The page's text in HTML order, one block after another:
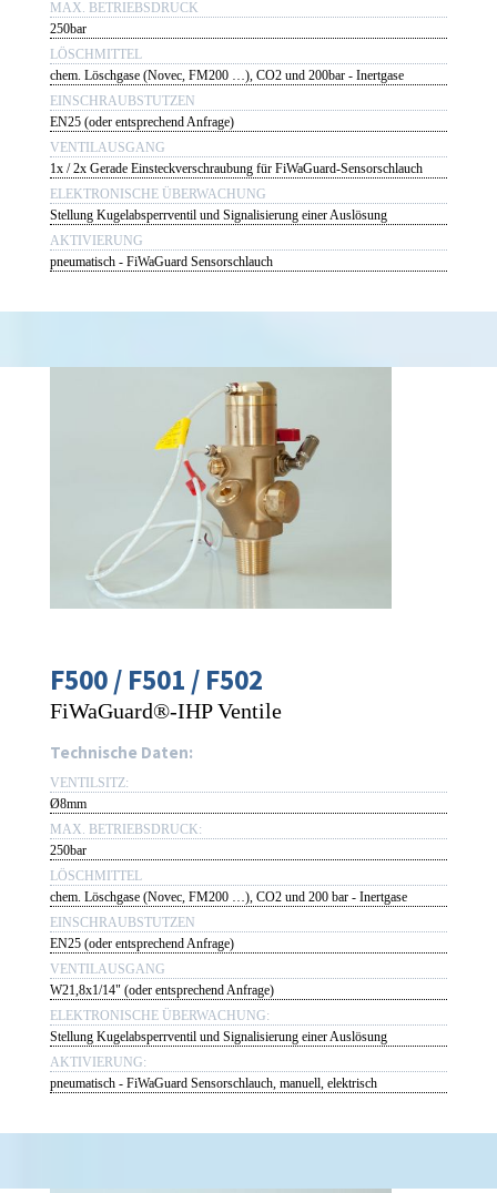
MAX. BETRIEBSDRUCK
250bar
LÖSCHMITTEL
chem. Löschgase (Novec, FM200 …), CO2 und 200bar - Inertgase
EINSCHRAUBSTUTZEN
EN25 (oder entsprechend Anfrage)
VENTILAUSGANG
1x / 2x Gerade Einsteckverschraubung für FiWaGuard-Sensorschlauch
ELEKTRONISCHE ÜBERWACHUNG
Stellung Kugelabsperrventil und Signalisierung einer Auslösung
AKTIVIERUNG
pneumatisch - FiWaGuard Sensorschlauch
F500 / F501 / F502
FiWaGuard®-IHP Ventile
Technische Daten:
VENTILSITZ:
Ø8mm
MAX. BETRIEBSDRUCK:
250bar
LÖSCHMITTEL
chem. Löschgase (Novec, FM200 …), CO2 und 200 bar - Inertgase
EINSCHRAUBSTUTZEN
EN25 (oder entsprechend Anfrage)
VENTILAUSGANG
W21,8x1/14" (oder entsprechend Anfrage)
ELEKTRONISCHE ÜBERWACHUNG:
Stellung Kugelabsperrventil und Signalisierung einer Auslösung
AKTIVIERUNG:
pneumatisch - FiWaGuard Sensorschlauch, manuell, elektrisch